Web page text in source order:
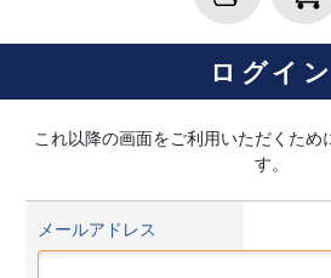
ログイン
これ以降の画面をご利用いただくた
す。
メールアドレス